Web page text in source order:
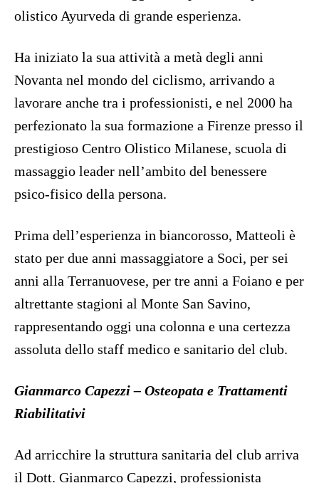
olistico Ayurveda di grande esperienza.
Ha iniziato la sua attività a metà degli anni
Novanta nel mondo del ciclismo, arrivando a
lavorare anche tra i professionisti, e nel 2000 ha
perfezionato la sua formazione a Firenze presso il
prestigioso Centro Olistico Milanese, scuola di
massaggio leader nell’ambito del benessere
psico-fisico della persona.
Prima dell’esperienza in biancorosso, Matteoli è
stato per due anni massaggiatore a Soci, per sei
anni alla Terranuovese, per tre anni a Foiano e per
altrettante stagioni al Monte San Savino,
rappresentando oggi una colonna e una certezza
assoluta dello staff medico e sanitario del club.
Gianmarco Capezzi – Osteopata e Trattamenti
Riabilitativi
Ad arricchire la struttura sanitaria del club arriva
il Dott. Gianmarco Capezzi, professionista